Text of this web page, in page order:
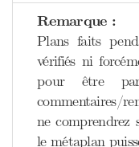
Remarque :
Plans faits
vérifiés ni
pour être
commentaires/
ne comprendrez
le métaplan